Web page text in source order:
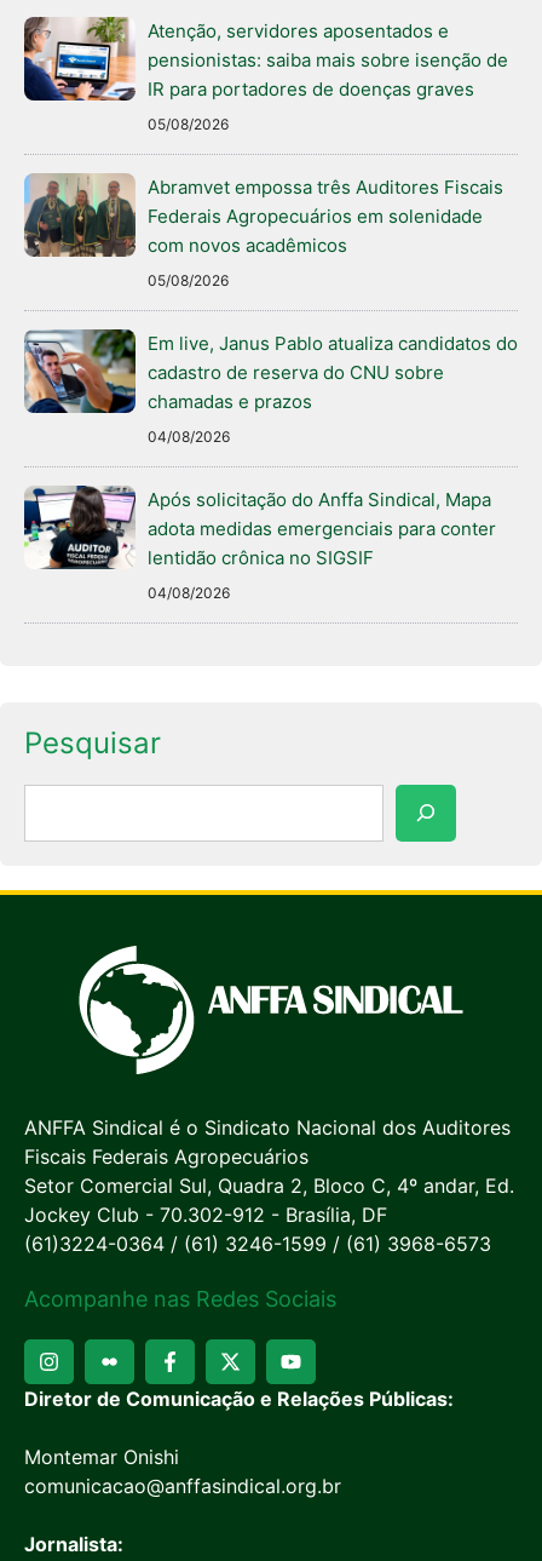
Atenção, servidores aposentados e
pensionistas: saiba mais sobre isenção de
IR para portadores de doenças graves
05/08/2026
Abramvet empossa três Auditores Fiscais
Federais Agropecuários em solenidade
com novos acadêmicos
05/08/2026
Em live, Janus Pablo atualiza candidatos do
cadastro de reserva do CNU sobre
chamadas e prazos
04/08/2026
Após solicitação do Anffa Sindical, Mapa
adota medidas emergenciais para conter
lentidão crônica no SIGSIF
04/08/2026
Pesquisar
ANFFA Sindical é o Sindicato Nacional dos Auditores
Fiscais Federais Agropecuários
Setor Comercial Sul, Quadra 2, Bloco C, 4º andar, Ed.
Jockey Club - 70.302-912 - Brasília, DF
(61)3224-0364 / (61) 3246-1599 / (61) 3968-6573
Acompanhe nas Redes Sociais
Diretor de Comunicação e Relações Públicas:
Montemar Onishi
comunicacao@anffasindical.org.br
Jornalista: